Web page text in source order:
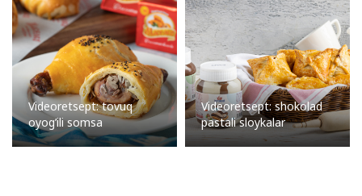
Videoretsept: tovuq
oyog’ili somsa
Videoretsept: shokolad
pastali sloykalar